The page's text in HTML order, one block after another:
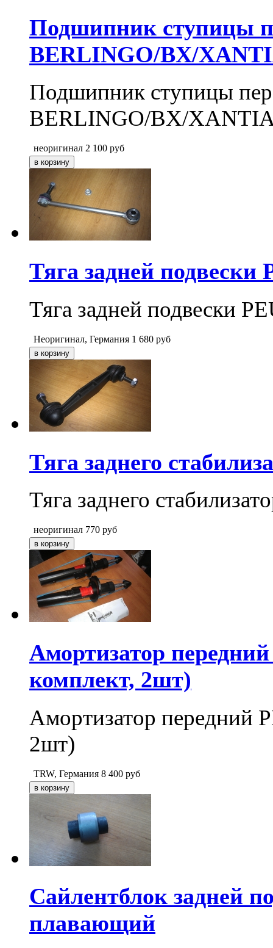
Подшипник ступицы
BERLINGO/BX/
Подшипник ступицы
BERLINGO/BX/
неоригинал 2 100 руб
Тяга задней подвески
Тяга задней подвески
Неоригинал, Германия 1 680 руб
Тяга заднего
Тяга заднего
неоригинал 770 руб
Амортизатор
комплект, 2шт)
Амортизатор передний
2шт)
TRW, Германия 8 400 руб
Сайлентблок задней
плавающий